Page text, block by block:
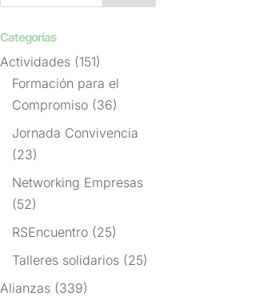
Categorías
Actividades (151)
Formación para el
Compromiso (36)
Jornada Convivencia
(23)
Networking Empresas
(52)
RSEncuentro (25)
Talleres solidarios (25)
Alianzas (339)